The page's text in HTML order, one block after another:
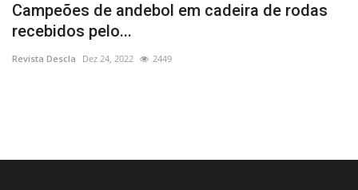
Campeões de andebol em cadeira de rodas
recebidos pelo...
Revista Descla Dez 24, 2022 2449